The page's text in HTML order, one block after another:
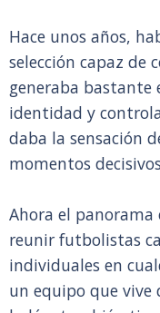
Hace unos años,
selección capaz
generaba bastante
identidad y
daba la sensación
momentos
Ahora el
reunir futbolistas
individuales en
un equipo que vive